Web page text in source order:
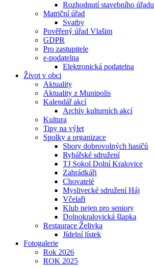
Rozhodnutí stavebního úřadu
Matriční úřad
Svatby
Pověřený úřad Vlašim
GDPR
Pro zastupitele
e-podatelna
Elektronická podatelna
Život v obci
Aktuality
Aktuality z Munipolis
Kalendář akcí
Archív kulturních akcí
Kultura
Tipy na výlet
Spolky a organizace
Sbory dobrovolných hasičů
Rybářské sdružení
TJ Sokol Dolní Kralovice
Zahrádkáři
Chovatelé
Myslivecké sdružení Háj
Včelaři
Klub nejen pro seniory
Dolnokralovická šlapka
Restaurace Želivka
Jídelní lístek
Fotogalerie
Rok 2026
ROK 2025